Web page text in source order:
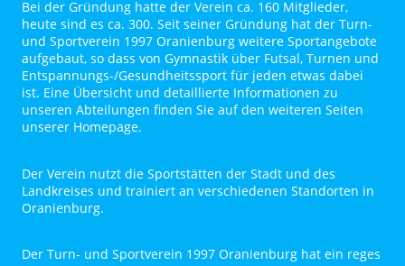
Bei der Gründung hatte der Verein ca. 160 Mitglieder,
heute sind es ca. 300. Seit seiner Gründung hat der Turn-
und Sportverein 1997 Oranienburg weitere Sportangebote
aufgebaut, so dass von Gymnastik über Futsal, Turnen und
Entspannungs-/Gesundheitssport für jeden etwas dabei
ist. Eine Übersicht und detaillierte Informationen zu
unseren Abteilungen finden Sie auf den weiteren Seiten
unserer Homepage.
Der Verein nutzt die Sportstätten der Stadt und des
Landkreises und trainiert an verschiedenen Standorten in
Oranienburg.
Der Turn- und Sportverein 1997 Oranienburg hat ein reges